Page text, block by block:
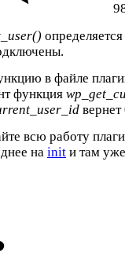
в файле
функция
вернет
всю работу
на init и там